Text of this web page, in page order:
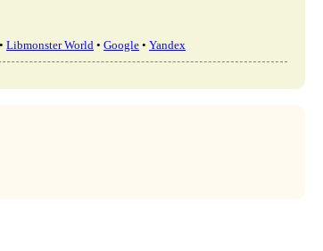
• Libmonster World • Google • Yandex